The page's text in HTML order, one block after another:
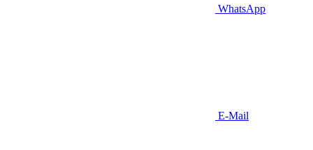
WhatsApp
E-Mail